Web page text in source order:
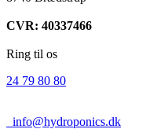
CVR: 40337466
Ring til os
24 79 80 80
info@hydroponics.dk